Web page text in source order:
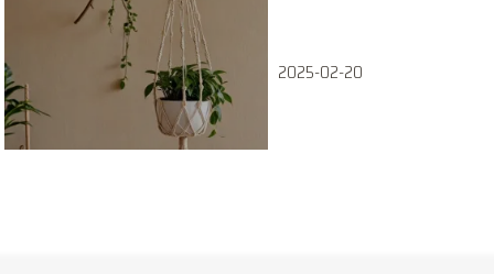
2025-02-20